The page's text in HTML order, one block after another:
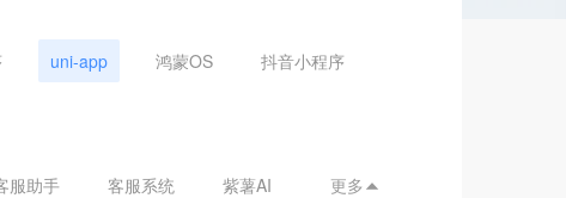
uni-app 鸿蒙OS 抖音小程序
服助手 客服系统 紫薯AI 更多 